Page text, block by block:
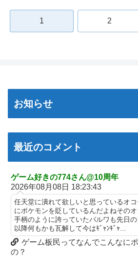
【ホロライブ】POP UP PARADE「雪花
ホビーサクラ「真の点P 私服Ver.」美少
らる
【艦これ】そもそも深海ってなんか悪い
【艦これ】けーかいじん 他
【艦これ】E5ヌルイとかいう風説には騙
ジャンポケ斉藤の被害女性「バウムクー
ブしててムカついたから示談しなかった」
「居眠り運転かな？」→何度も追突→夫
い」と気付く…
早大生さん、ポイント不正で無銭飲食ｗ
車大手工場にも女性・高齢者…軽作業ラ
車大手工場にも女性・高齢者…軽作業ラ
【艦これ】E5ヌルイとかいう風説には騙
中道改革連合、全国キャラバン開始も「
ｗｗｗ
をパチンコ屋にしちゃおうｗｗｗ
【米国株】ワイのSpaceX株がえらいこ
スロッターさん「とある魔術の禁書目録2
識して作ってるだけあって、演出・ゲー
い」
マイホ、景品が1000円区切りになって
新台スマスロ『Lやじきた道中記参る』評
時はポイント集めで修行、あっぱれチャ
カ取りこぼし注意 etc…
1 2
お知らせ
最近のコメント
ゲーム好きの774さん@10周年
2026年08月08日 18:23:43
任天堂に潰れて欲しいと思っているオ
にポケモンを貶しているんだよねその
手柄のように誇っていたパルワも先日
以降何もかも瓦解して今はｷﾞｬﾝｷﾞｬ...
ゲーム板民ってなんでこんなに
の？